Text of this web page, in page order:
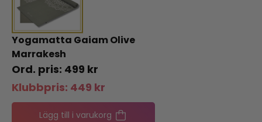
Yogamatta Gaiam Olive
Marrakesh
499 kr
Klubbpris: 449 kr
Lägg till i varukorg